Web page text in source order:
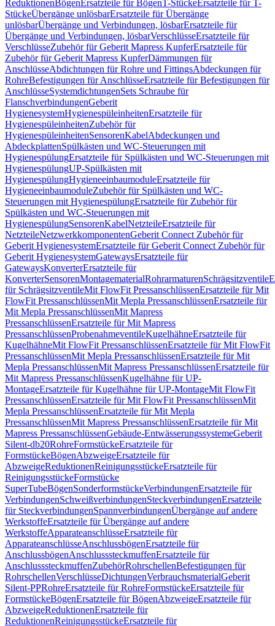
ReduktionenBögenErsatzteile für BögenT-StückeErsatzteile für T-
StückeÜbergänge unlösbarErsatzteile für Übergänge
unlösbarÜbergänge und Verbindungen, lösbarErsatzteile für
Übergänge und Verbindungen, lösbarVerschlüsseErsatzteile für
VerschlüsseZubehör für Geberit Mapress KupferErsatzteile für
Zubehör für Geberit Mapress KupferDämmungen für
AnschlüsseAbdichtungen für Rohre und FittingsAbdeckungen für
RohreBefestigungen für AnschlüsseErsatzteile für Befestigungen für
AnschlüsseSystemdichtungenSets Schraube für
FlanschverbindungenGeberit
HygienesystemHygienespüleinheitenErsatzteile für
HygienespüleinheitenZubehör für
HygienespüleinheitenSensorenKabelAbdeckungen und
AbdeckplattenSpülkästen und WC-Steuerungen mit
HygienespülungErsatzteile für Spülkästen und WC-Steuerungen mit
HygienespülungUP-Spülkästen mit
HygienespülungHygieneeinbaumoduleErsatzteile für
HygieneeinbaumoduleZubehör für Spülkästen und WC-
Steuerungen mit HygienespülungErsatzteile für Zubehör für
Spülkästen und WC-Steuerungen mit
HygienespülungSensorenKabelNetzteileErsatzteile für
NetzteileNetzwerkkomponentenGeberit Connect Zubehör für
Geberit HygienesystemErsatzteile für Geberit Connect Zubehör für
Geberit HygienesystemGatewaysErsatzteile für
GatewaysKonverterErsatzteile für
KonverterSensorenMontagematerialRohrarmaturenSchrägsitzventile
für SchrägsitzventileMit FlowFit PressanschlüssenErsatzteile für Mit
FlowFit PressanschlüssenMit Mepla PressanschlüssenErsatzteile für
Mit Mepla PressanschlüssenMit Mapress
PressanschlüssenErsatzteile für Mit Mapress
PressanschlüssenProbenahmeventileKugelhähneErsatzteile für
KugelhähneMit FlowFit PressanschlüssenErsatzteile für Mit FlowFit
PressanschlüssenMit Mepla PressanschlüssenErsatzteile für Mit
Mepla PressanschlüssenMit Mapress PressanschlüssenErsatzteile für
Mit Mapress PressanschlüssenKugelhähne für UP-
MontageErsatzteile für Kugelhähne für UP-MontageMit FlowFit
PressanschlüssenErsatzteile für Mit FlowFit PressanschlüssenMit
Mepla PressanschlüssenErsatzteile für Mit Mepla
PressanschlüssenMit Mapress PressanschlüssenErsatzteile für Mit
Mapress PressanschlüssenGebäude-EntwässerungssystemeGeberit
Silent-db20RohreFormstückeErsatzteile für
FormstückeBögenAbzweigeErsatzteile für
AbzweigeReduktionenReinigungsstückeErsatzteile für
ReinigungsstückeFormstücke
SuperTubeBögenSonderformstückeVerbindungenErsatzteile für
VerbindungenSchweißverbindungenSteckverbindungenErsatzteile
für SteckverbindungenSpannverbindungenÜbergänge auf andere
WerkstoffeErsatzteile für Übergänge auf andere
WerkstoffeApparateanschlüsseErsatzteile für
ApparateanschlüsseAnschlussbögenErsatzteile für
AnschlussbögenAnschlusssteckmuffenErsatzteile für
AnschlusssteckmuffenZubehörRohrschellenBefestigungen für
RohrschellenVerschlüsseDichtungenVerbrauchsmaterialGeberit
Silent-PPRohreErsatzteile für RohreFormstückeErsatzteile für
FormstückeBögenErsatzteile für BögenAbzweigeErsatzteile für
AbzweigeReduktionenErsatzteile für
ReduktionenReinigungsstückeErsatzteile für